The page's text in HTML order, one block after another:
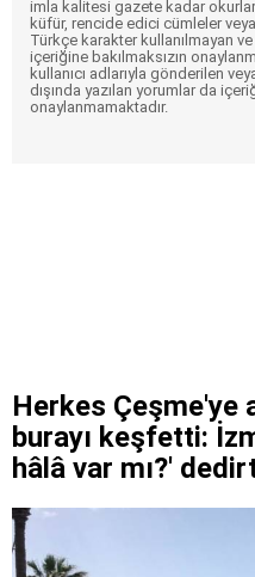
imla kalitesi gazete kadar
küfür, rencide edici cümleler veya
Türkçe karakter kullanılmayan
içeriğine bakılmaksızın
kullanıcı adlarıyla gönderilen
dışında yazılan yorumlar da
onaylanmamaktadır.
Herkes Çeşme'ye
burayı keşfetti:
hâlâ var mı?'